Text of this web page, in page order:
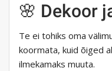
🌸 Dekoor
Te ei tohiks oma
koormata, kuid õiged
ilmekamaks muuta.